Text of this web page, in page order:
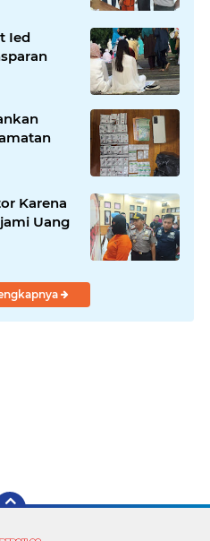
Ied
Karena
Uang